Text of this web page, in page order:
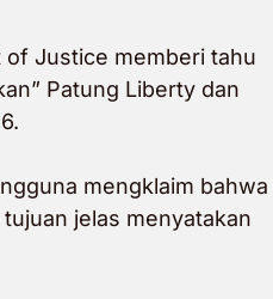
of Justice memberi tahu
Patung Liberty dan
mengklaim bahwa
jelas menyatakan